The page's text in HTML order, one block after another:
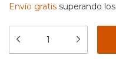
Envío gratis superando los